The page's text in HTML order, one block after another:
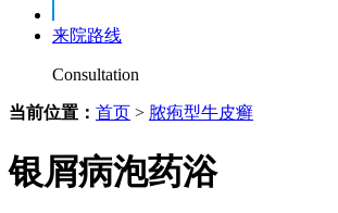
来院路线
Consultation
当前位置： 首页 > 脓疱型牛皮癣
银屑病泡药浴